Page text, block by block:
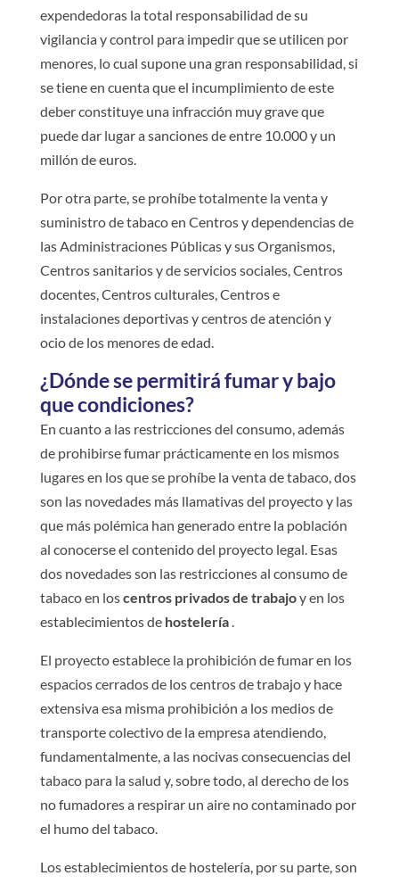
expendedoras la total responsabilidad de su
vigilancia y control para impedir que se utilicen por
menores, lo cual supone una gran responsabilidad, si
se tiene en cuenta que el incumplimiento de este
deber constituye una infracción muy grave que
puede dar lugar a sanciones de entre 10.000 y un
millón de euros.
Por otra parte, se prohíbe totalmente la venta y
suministro de tabaco en Centros y dependencias de
las Administraciones Públicas y sus Organismos,
Centros sanitarios y de servicios sociales, Centros
docentes, Centros culturales, Centros e
instalaciones deportivas y centros de atención y
ocio de los menores de edad.
¿Dónde se permitirá fumar y bajo
que condiciones?
En cuanto a las restricciones del consumo, además
de prohibirse fumar prácticamente en los mismos
lugares en los que se prohíbe la venta de tabaco, dos
son las novedades más llamativas del proyecto y las
que más polémica han generado entre la población
al conocerse el contenido del proyecto legal. Esas
dos novedades son las restricciones al consumo de
tabaco en loscentros privados de trabajoy en los
establecimientos de hostelería.
El proyecto establece la prohibición de fumar en los
espacios cerrados de los centros de trabajo y hace
extensiva esa misma prohibición a los medios de
transporte colectivo de la empresa atendiendo,
fundamentalmente, a las nocivas consecuencias del
tabaco para la salud y, sobre todo, al derecho de los
no fumadores a respirar un aire no contaminado por
el humo del tabaco.
Los establecimientos de hostelería, por su parte, son